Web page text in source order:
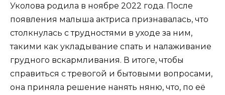
Уколова родила в ноябре 2022 года. После
появления малыша актриса признавалась, что
столкнулась с трудностями в уходе за ним,
такими как укладывание спать и налаживание
грудного вскармливания. В итоге, чтобы
справиться с тревогой и бытовыми вопросами,
она приняла решение нанять няню, что, по её